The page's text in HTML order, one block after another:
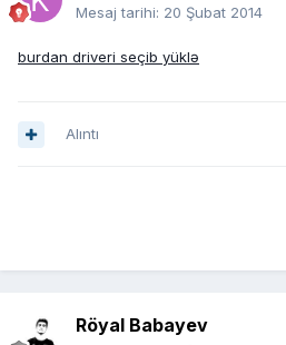
Mesaj tarihi: 20 Şubat 2014
burdan driveri seçib yüklə
Alıntı
Röyal Babayev